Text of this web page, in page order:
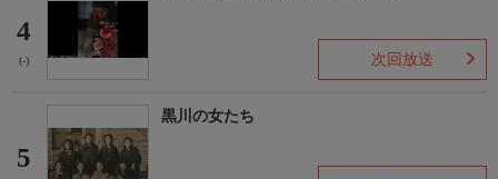
4
(-) 次回放送
5
黒川の女たち